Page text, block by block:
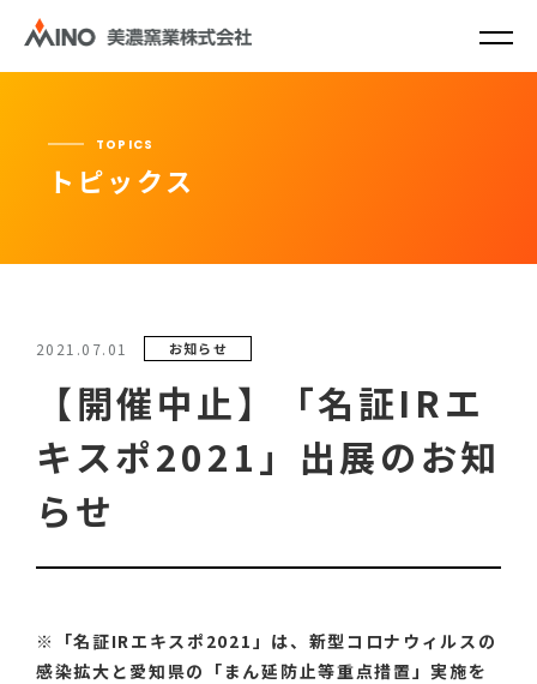
TOPICS
トピックス
2021.07.01 お知らせ
【開催中止】「名証IRエ
キスポ2021」出展のお知
らせ
※「名証IRエキスポ2021」は、新型コロナウィルスの
感染拡大と愛知県の「まん延防止等重点措置」実施を